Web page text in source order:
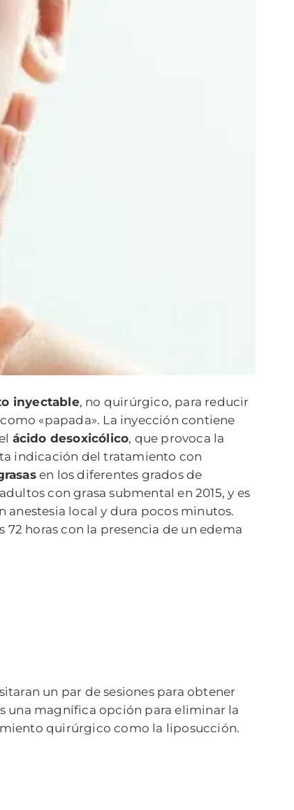
inyectable, no quirúrgico, para reducir
«papada». La inyección contiene
ácido desoxicólico, que provoca la
indicación del tratamiento con
en los diferentes grados de
con grasa submental en 2015, y es
local y dura pocos minutos.
horas con la presencia de un edema
un par de sesiones para obtener
una magnífica opción para eliminar la
quirúrgico como la liposucción.